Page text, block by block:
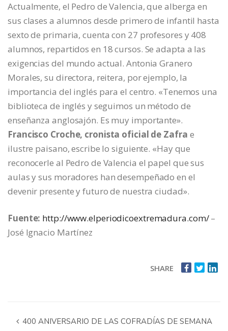
Actualmente, el Pedro de Valencia, que alberga en
sus clases a alumnos desde primero de infantil hasta
sexto de primaria, cuenta con 27 profesores y 408
alumnos, repartidos en 18 cursos. Se adapta a las
exigencias del mundo actual. Antonia Granero
Morales, su directora, reitera, por ejemplo, la
importancia del inglés para el centro. «Tenemos una
biblioteca de inglés y seguimos un método de
enseñanza anglosajón. Es muy importante».
Francisco Croche, cronista oficial de Zafra e
ilustre paisano, escribe lo siguiente. «Hay que
reconocerle al Pedro de Valencia el papel que sus
aulas y sus moradores han desempeñado en el
devenir presente y futuro de nuestra ciudad».
Fuente: http://www.elperiodicoextremadura.com/–
José Ignacio Martínez
SHARE
400 ANIVERSARIO DE LAS COFRADÍAS DE SEMANA